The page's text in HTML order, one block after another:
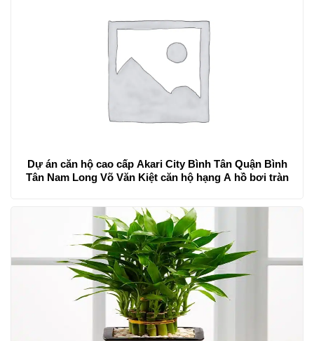
Dự án căn hộ cao cấp Akari City Bình Tân Quận Bình
Tân Nam Long Võ Văn Kiệt căn hộ hạng A hồ bơi tràn